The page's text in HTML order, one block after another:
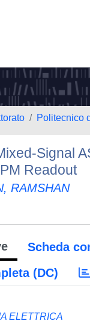
Politecnico
Signal
Readout
RAMSHAN
Scheda
(DC)
ELETTRICA